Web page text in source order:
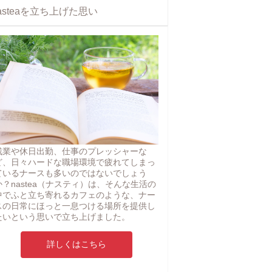
を立ち上げた思い
業や休日出勤、仕事のプレッシャーな
、日々ハードな職場環境で疲れてしまっ
いるナースも多いのではないでしょう
？nastea（ナスティ）は、そんな生活の
でふと立ち寄れるカフェのような、ナー
の日常にほっと一息つける場所を提供し
いという思いで立ち上げました。
詳しくはこちら